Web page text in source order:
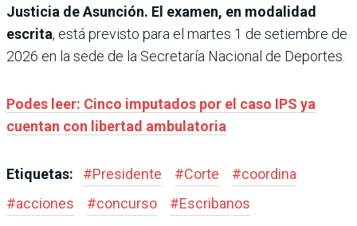
Justicia de Asunción. El examen, en modalidad
escrita, está previsto para el martes 1 de setiembre de
2026 en la sede de la Secretaría Nacional de Deportes.
Podes leer: Cinco imputados por el caso IPS ya
cuentan con libertad ambulatoria
Etiquetas: #Presidente #Corte #coordina
#acciones #concurso #Escribanos